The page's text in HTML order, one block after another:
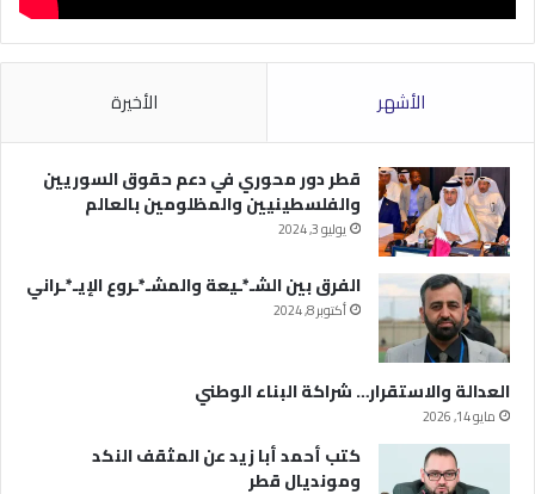
الأشهر الأخيرة
قطر دور محوري في دعم حقوق السوريين
والفلسطينيين والمظلومين بالعالم
يوليو 3, 2024
الفرق بين الشـ*ـيعة والمشـ*ـروع الإيـ*ـراني
أكتوبر 8, 2024
العدالة والاستقرار… شراكة البناء الوطني
مايو 14, 2026
كتب أحمد أبا زيد عن المثقف النكد
ومونديال قطر